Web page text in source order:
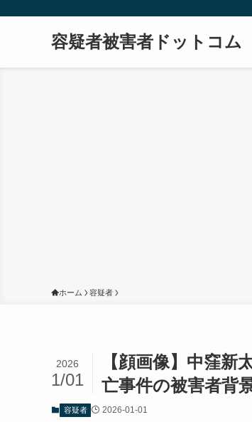
容疑者被害者ドットコム
ホーム 容疑者
【顔画像】中窪
亡事件の被害者背
2026
1/01
容疑者 2026-01-01